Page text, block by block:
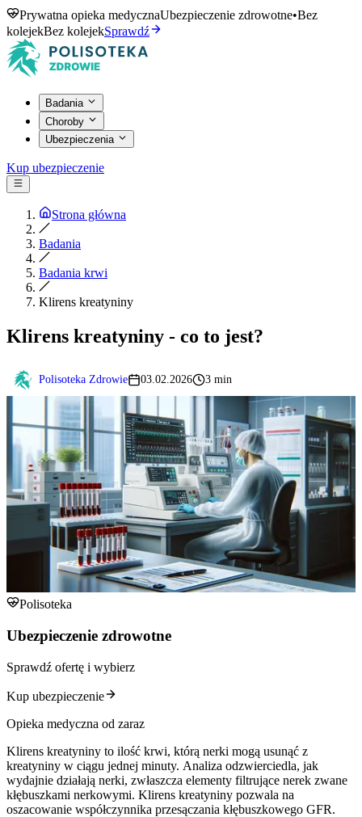
Prywatna opieka medycznaUbezpieczenie zdrowotne•Bez
kolejekBez kolejekSprawdź
Badania
Choroby
Ubezpieczenia
Kup ubezpieczenie
Strona główna
Badania
Badania krwi
Klirens kreatyniny
Klirens kreatyniny - co to jest?
Polisoteka Zdrowie 03.02.2026 3 min
Polisoteka
Ubezpieczenie zdrowotne
Sprawdź ofertę i wybierz
Kup ubezpieczenie
Opieka medyczna od zaraz
Klirens kreatyniny to ilość krwi, którą nerki mogą usunąć z
kreatyniny w ciągu jednej minuty. Analiza odzwierciedla, jak
wydajnie działają nerki, zwłaszcza elementy filtrujące nerek zwane
kłębuszkami nerkowymi. Klirens kreatyniny pozwala na
oszacowanie współczynnika przesączania kłębuszkowego GFR.